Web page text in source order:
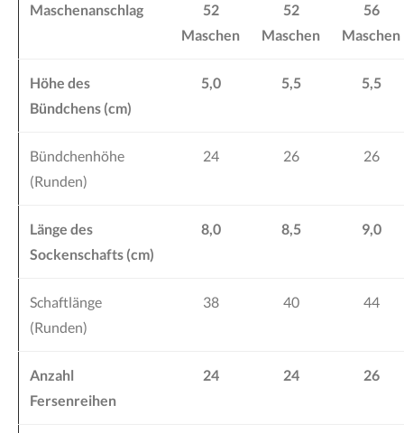
Maschenanschlag
52
Maschen
52
Maschen
56
Maschen
Höhe des
Bündchens (cm)
5,0 5,5 5,5
Bündchenhöhe
(Runden)
24 26 26
Länge des
Sockenschafts (cm)
8,0 8,5 9,0
Schaftlänge
(Runden)
38 40 44
Anzahl
Fersenreihen
24 24 26